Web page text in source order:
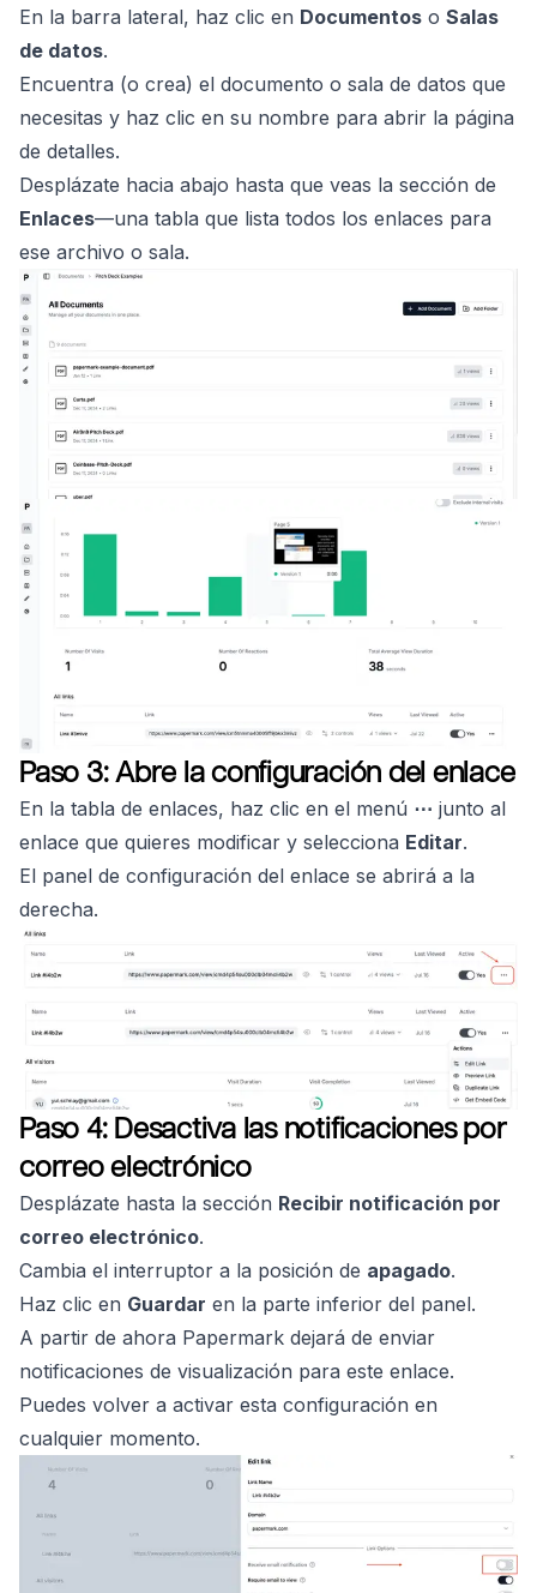
En la barra lateral, haz clic en Documentos o Salas
de datos.
Encuentra (o crea) el documento o sala de datos que
necesitas y haz clic en su nombre para abrir la página
de detalles.
Desplázate hacia abajo hasta que veas la sección de
Enlaces—una tabla que lista todos los enlaces para
ese archivo o sala.
Paso 3: Abre la configuración del enlace
En la tabla de enlaces, haz clic en el menú ⋯ junto al
enlace que quieres modificar y selecciona Editar.
El panel de configuración del enlace se abrirá a la
derecha.
Paso 4: Desactiva las notificaciones por
correo electrónico
Desplázate hasta la sección Recibir notificación por
correo electrónico.
Cambia el interruptor a la posición de apagado.
Haz clic en Guardar en la parte inferior del panel.
A partir de ahora Papermark dejará de enviar
notificaciones de visualización para este enlace.
Puedes volver a activar esta configuración en
cualquier momento.